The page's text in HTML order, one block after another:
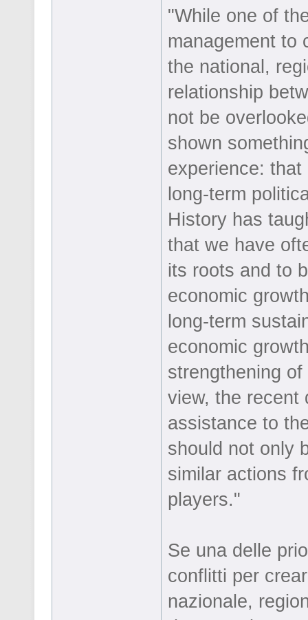
"While one of
management to
the national,
relationship
not be
shown
experience:
long-term
History has
that we have
its roots and to
economic
long-term
economic
strengthening
view, the recent
assistance to
should not only
similar actions
players."
Se una delle
conflitti per
nazionale,